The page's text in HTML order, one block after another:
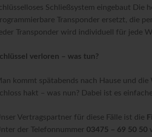
Schließsystem eingebaut Die
Transponder ersetzt, die
Transponder wird individuell für jede
verloren – was tun?
kommt spätabends nach Hause und
hakt – was nun? Dabei ist es
Vertragspartner für diese Fälle ist die
der Telefonnummer 03475 – 69 50 50